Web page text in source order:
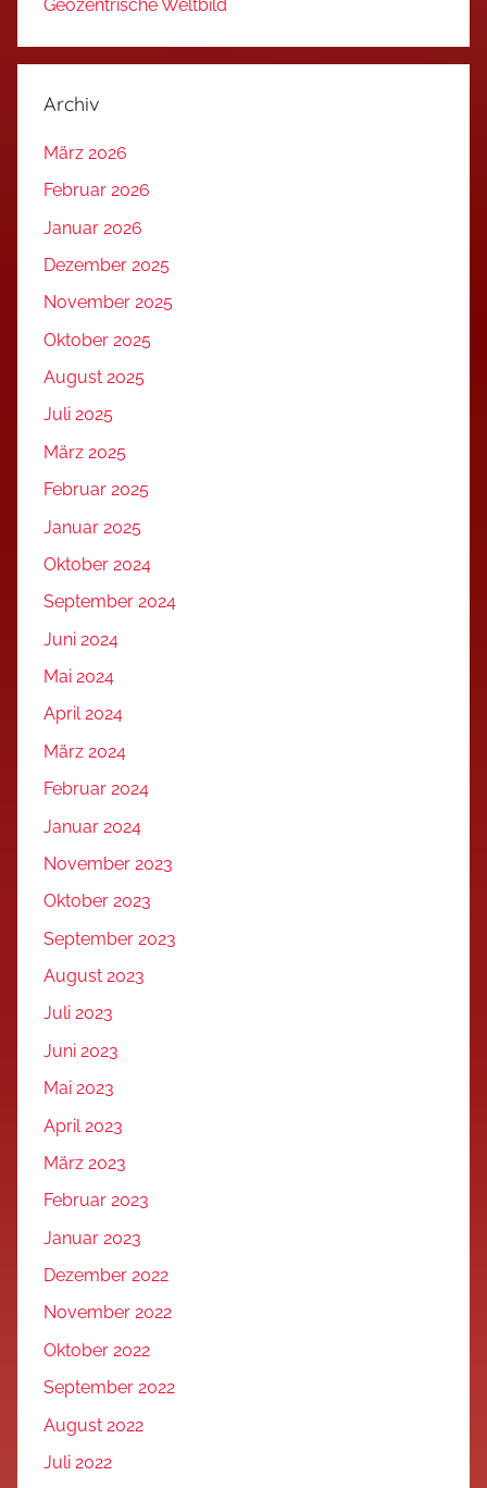
Geozentrische Weltbild
Archiv
März 2026
Februar 2026
Januar 2026
Dezember 2025
November 2025
Oktober 2025
August 2025
Juli 2025
März 2025
Februar 2025
Januar 2025
Oktober 2024
September 2024
Juni 2024
Mai 2024
April 2024
März 2024
Februar 2024
Januar 2024
November 2023
Oktober 2023
September 2023
August 2023
Juli 2023
Juni 2023
Mai 2023
April 2023
März 2023
Februar 2023
Januar 2023
Dezember 2022
November 2022
Oktober 2022
September 2022
August 2022
Juli 2022